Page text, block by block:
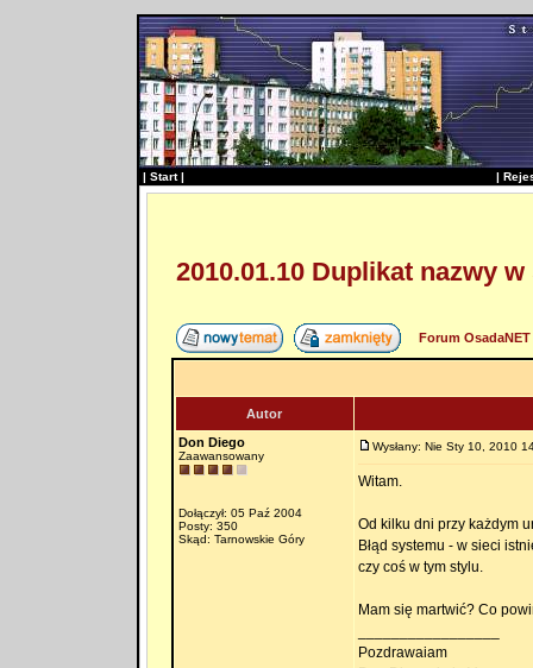
| Start| |
2010.01.10 Duplikat nazwy
Forum
Autor
Don Diego
Zaawansowany
Dołączył: 05 Paź 2004
Posty: 350
Skąd: Tarnowskie Góry
Wysłany: Nie Sty 10, 2010
Witam.
Od kilku dni przy każdym
Błąd systemu - w sieci
czy coś w tym stylu.
Mam się martwić? Co
Pozdrawaiam